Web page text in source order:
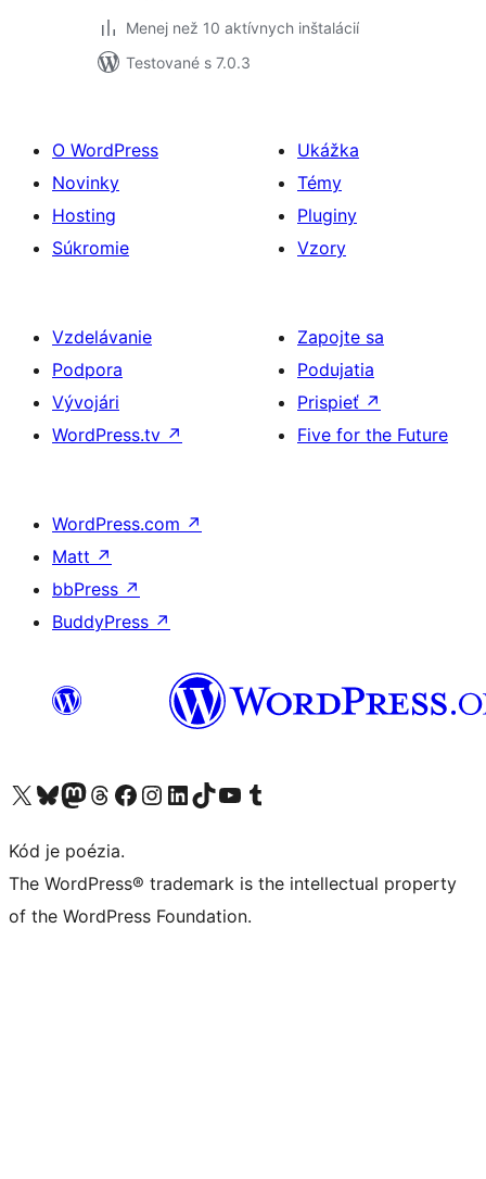
Menej než 10 aktívnych inštalácií
Testované s 7.0.3
O WordPress
Novinky
Hosting
Súkromie
Ukážka
Témy
Pluginy
Vzory
Vzdelávanie
Podpora
Vývojári
WordPress.tv ↗
Zapojte sa
Podujatia
Prispieť ↗
Five for the Future
WordPress.com ↗
Matt ↗
bbPress ↗
BuddyPress ↗
Navštívte náš účet na X (predtým Twitter)
Navštívte náš účet na platforme Bluesky
Navštívte náš účet na Mastodone
Navštívte náš účet na platforme Threads
Navštívte našu stránku na Facebooku
Navštívte náš účet Instagram
Navštívte náš účet LinkedIn
Navštívte náš účet na platforme TikTok
Navštívte náš kanál YouTube
Navštívte náš účet na platforme Tumblr
Kód je poézia.
The WordPress® trademark is the intellectual property
of the WordPress Foundation.